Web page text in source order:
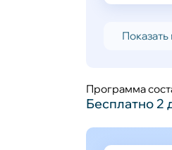
Программа
Бесплатно 2